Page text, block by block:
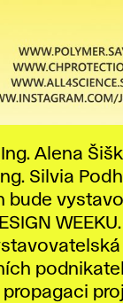
Alena
Silvia
bude